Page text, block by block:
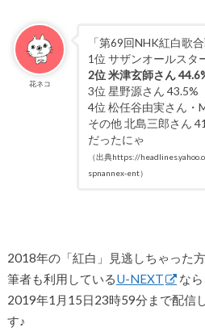
花ネコ
「第69回NHK紅白歌
1位 サザンオールスタ
2位 米津玄師さん
3位 星野源さん 43.5%
4位 松任谷由実さん・
その他 北島三郎さん
だったにゃ
（出典https://
spnannex-ent）
2018年の「紅白」見逃しちゃった方
筆者も利用しているU-NEXT
なら
2019年1月15日23時59分まで配信
す♪